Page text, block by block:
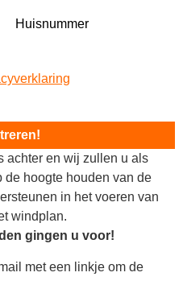
achter en wij zullen u als
de hoogte houden van de
in het voeren van
windplan.
gingen u voor!
met een linkje om de